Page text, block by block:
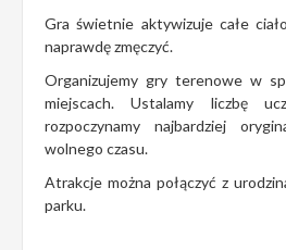
Gra świetnie aktywizuje całe
naprawdę zmęczyć.
Organizujemy gry terenowe w
miejscach. Ustalamy liczbę
rozpoczynamy najbardziej
wolnego czasu.
Atrakcje można połączyć z
parku.